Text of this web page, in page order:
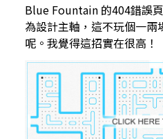
Blue Fountain 的404錯誤
為設計主軸，這不玩個一
呢。我覺得這招實在很高！